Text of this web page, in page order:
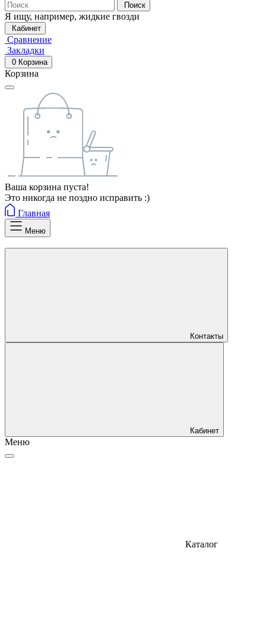
Поиск
Я ищу, например, жидкие гвозди
Кабинет
Сравнение
Закладки
0 Корзина
Корзина
Ваша корзина пуста!
Это никогда не поздно исправить :)
Главная
Меню
Контакты
Кабинет
Меню
Каталог